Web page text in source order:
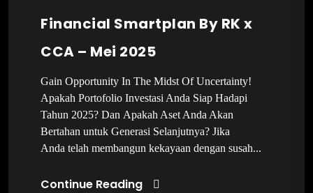
Financial Smartplan By RK x
CCA – Mei 2025
Gain Opportunity In The Midst Of Uncertainty!
Apakah Portofolio Investasi Anda Siap Hadapi
Tahun 2025? Dan Apakah Aset Anda Akan
Bertahan untuk Generasi Selanjutnya? Jika
Anda telah membangun kekayaan dengan susah...
Continue Reading